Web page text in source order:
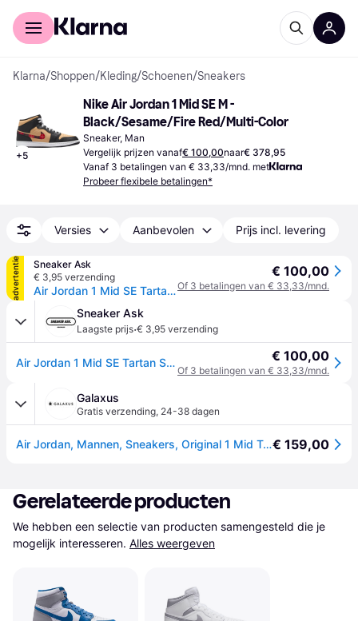
Voor shoppers
Klarna/Shoppen/Kleding/Schoenen/Sneakers
+5
Nike Air Jordan 1 Mid SE M -
Black/Sesame/Fire Red/Multi-Color
Sneaker, Man
Vergelijk prijzen vanaf€ 100,00naar€ 378,95
Vanaf 3 betalingen van € 33,33/mnd. met
Probeer flexibele betalingen*
Versies Aanbevolen Prijs incl. levering
advertentie
Sneaker Ask
€ 3,95 verzending
Air Jordan 1 Mid SE Tartan Swoosh - Black
€ 100,00
Of 3 betalingen van € 33,33/mnd.
Sneaker Ask
Laagste prijs·€ 3,95 verzending
Air Jordan 1 Mid SE Tartan Swoosh - Black € 100,00
Of 3 betalingen van € 33,33/mnd.
Galaxus
Gratis verzending, 24-38 dagen
Air Jordan, Mannen, Sneakers, Original 1 Mid Tartan Swoosh Men's Sneakers - DZ5329-001, Zwart, (38.5)€ 159,00
Gerelateerde producten
We hebben een selectie van producten samengesteld die je
mogelijk interesseren. Alles weergeven